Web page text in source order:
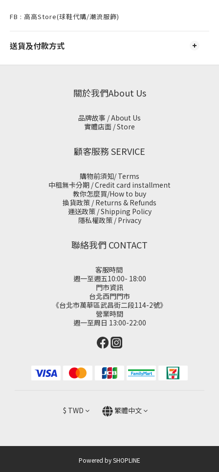
FB : 高高Store(球鞋代購/潮流服飾)
送貨及付款方式
關於我們About Us
品牌故事 / About Us
實體店面 / Store
顧客服務 SERVICE
購物前須知/ Terms
中租無卡分期 / Credit card installment
教你怎麼買/How to buy
換貨政策 / Returns & Refunds
運送政策 / Shipping Policy
隱私權政策 / Privacy
聯絡我們 CONTACT
客服時間
週一至週五10:00- 18:00
門市資訊
台北西門門市
《台北市萬華區武昌街二段114-2號》
營業時間
週一至周日 13:00-22:00
$ TWD 繁體中文
Powered by SHOPLINE